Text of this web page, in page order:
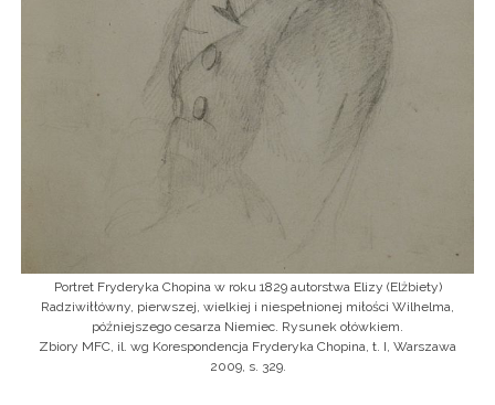
Portret Fryderyka Chopina w roku 1829 autorstwa Elizy (Elżbiety)
Radziwiłłówny, pierwszej, wielkiej i niespełnionej miłości Wilhelma,
późniejszego cesarza Niemiec. Rysunek ołówkiem.
Zbiory MFC, il. wg Korespondencja Fryderyka Chopina, t. I, Warszawa
2009, s. 329.